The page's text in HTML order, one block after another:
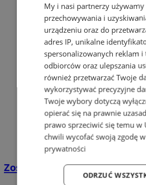
Zostań kierowcą w DPD
My i nasi partnerzy
przechowywania i
urządzeniu oraz do
adres IP, unikalne
spersonalizowanych reklam
odbiorców oraz ulepszania
również przetwarzać Twoje
wykorzystywać precyzyjne
Twoje wybory dotyczą
opierać się na prawnie
prawo sprzeciwić się temu w
chwili wycofać swoją zgodę w
prywatności
ODRZUĆ